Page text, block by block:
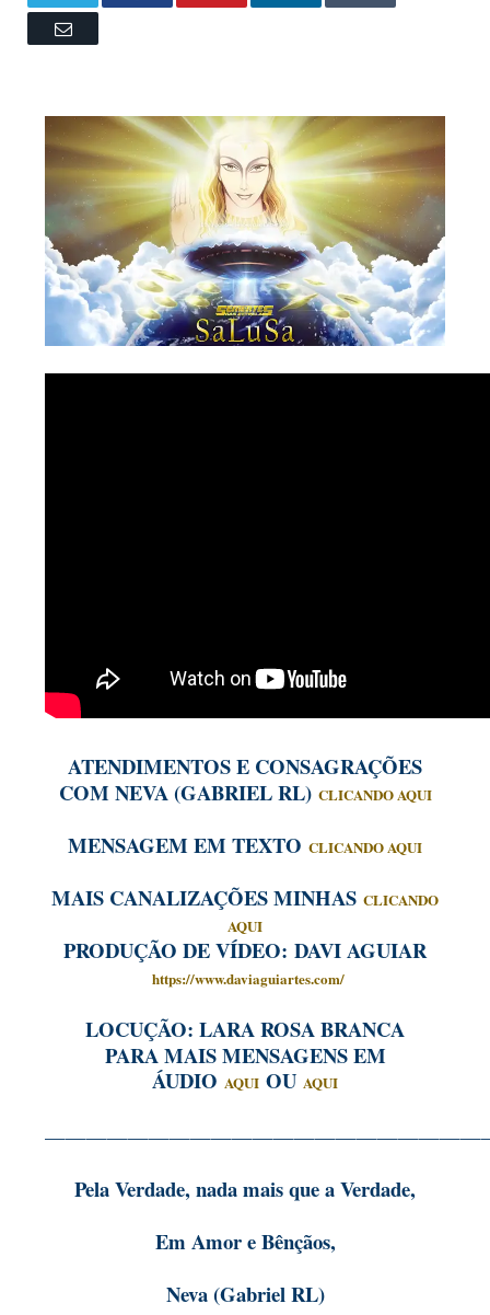
Email
ATENDIMENTOS E CONSAGRAÇÕES
COM NEVA (GABRIEL RL) CLICANDO AQUI
MENSAGEM EM TEXTO CLICANDO AQUI
MAIS CANALIZAÇÕES MINHAS CLICANDO
AQUI
PRODUÇÃO DE VÍDEO: DAVI AGUIAR
https://www.daviaguiartes.com/
LOCUÇÃO: LARA ROSA BRANCA
PARA MAIS MENSAGENS EM
ÁUDIO AQUI OU AQUI
Pela Verdade, nada mais que a Verdade,
Em Amor e Bênçãos,
Neva (Gabriel RL)